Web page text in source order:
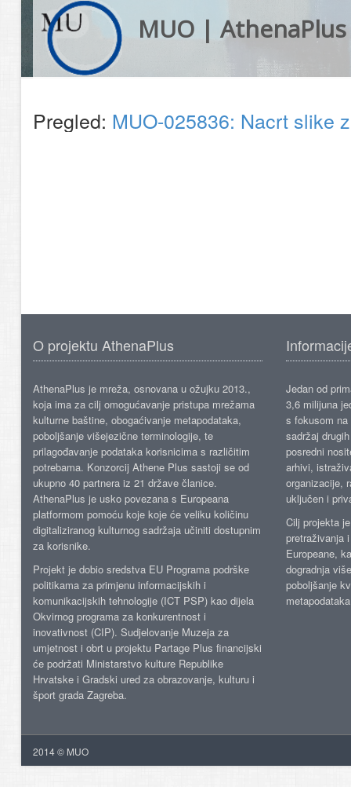
MUO | AthenaPlus
Pregled: MUO-025836: Nacrt slike
O projektu AthenaPlus
AthenaPlus je mreža, osnovana u ožujku 2013.,
koja ima za cilj omogućavanje pristupa mrežama
kulturne baštine, obogaćivanje metapodataka,
poboljšanje višejezične terminologije, te
prilagođavanje podataka korisnicima s različitim
potrebama. Konzorcij Athene Plus sastoji se od
ukupno 40 partnera iz 21 države članice.
AthenaPlus je usko povezana s Europeana
platformom pomoću koje koje će veliku količinu
digitaliziranog kulturnog sadržaja učiniti dostupnim
za korisnike.
Projekt je dobio sredstva EU Programa podrške
politikama za primjenu informacijskih i
komunikacijskih tehnologije (ICT PSP) kao dijela
Okvirnog programa za konkurentnost i
inovativnost (CIP). Sudjelovanje Muzeja za
umjetnost i obrt u projektu Partage Plus financijski
će podržati Ministarstvo kulture Republike
Hrvatske i Gradski ured za obrazovanje, kulturu i
šport grada Zagreba.
Jedan od
3,6 milijuna
s fokusom
sadržaj
posredni
arhivi,
organizacije,
uključen i
Cilj projekta
pretraživanja
Europeane,
dogradnja
poboljšanje
2014 © MUO